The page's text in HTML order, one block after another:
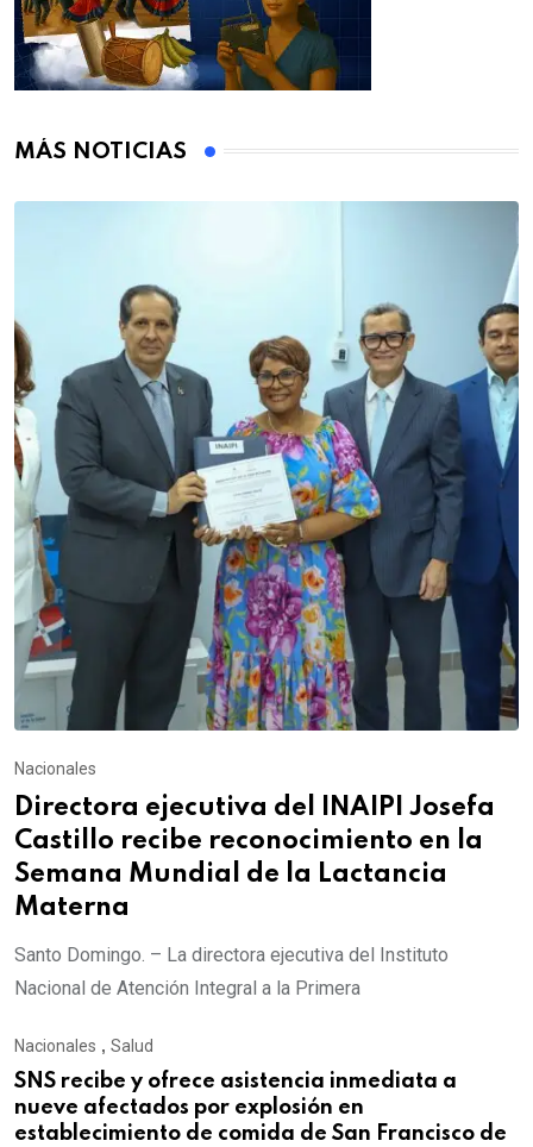
MÁS NOTICIAS
Nacionales
Directora ejecutiva del INAIPI Josefa
Castillo recibe reconocimiento en la
Semana Mundial de la Lactancia
Materna
Santo Domingo. – La directora ejecutiva del Instituto
Nacional de Atención Integral a la Primera
Nacionales , Salud
SNS recibe y ofrece asistencia inmediata a
nueve afectados por explosión en
establecimiento de comida de San Francisco de